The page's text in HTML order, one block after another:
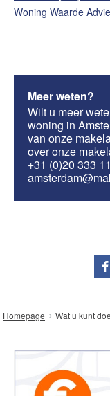
Woning Waarde
Meer weten?
Wilt u meer
woning in
van onze
over onze
+31 (0)20 333
Homepage Wat u kunt